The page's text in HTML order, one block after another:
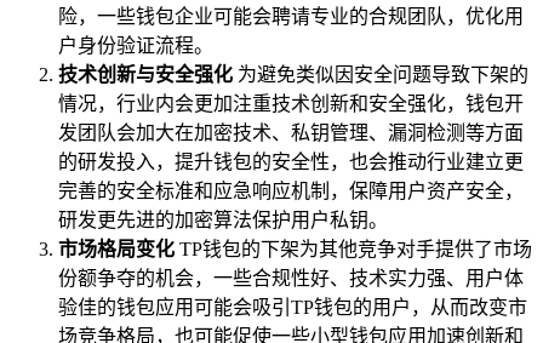
险，一些钱包企业可能会聘请专业的合规团队，优化用
户身份验证流程。
技术创新与安全强化 为避免类似因安全问题导致下架的
情况，行业内会更加注重技术创新和安全强化，钱包开
发团队会加大在加密技术、私钥管理、漏洞检测等方面
的研发投入，提升钱包的安全性，也会推动行业建立更
完善的安全标准和应急响应机制，保障用户资产安全，
研发更先进的加密算法保护用户私钥。
市场格局变化 TP钱包的下架为其他竞争对手提供了市场
份额争夺的机会，一些合规性好、技术实力强、用户体
验佳的钱包应用可能会吸引TP钱包的用户，从而改变市
场竞争格局，也可能促使一些小型钱包应用加速创新和